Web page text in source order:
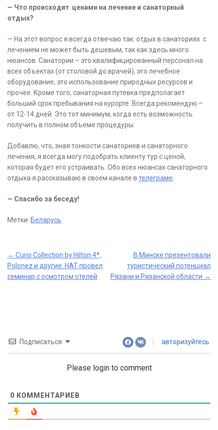
— Что происходит ценами на лечение и санаторный
отдых?
— На этот вопрос я всегда отвечаю так: отдых в санаториях с
лечением не может быть дешевым, так как здесь много
нюансов. Санатории – это квалифицированный персонал на
всех объектах (от столовой до врачей), это лечебное
оборудование, это использование природных ресурсов и
прочее. Кроме того, санаторная путевка предполагает
больший срок пребывания на курорте. Всегда рекомендую –
от 12-14 дней. Это тот минимум, когда есть возможность
получить в полном объеме процедуры.
Добавлю, что, зная тонкости санаториев и санаторного
лечения, я всегда могу подобрать клиенту тур с ценой,
которая будет его устраивать. Обо всех нюансах санаторного
отдыха я рассказываю в своем канале в телеграме
— Спасибо за беседу!
Метки: Беларусь
Post
navigation
← Curio Collection by Hilton 4*,
Polonez и другие: НАТ провел
семинар с осмотром отелей
В Минске презентовали
туристический потенциал
Рязани и Рязанской области →
Подписаться авторизуйтесь
Please login to comment
0 КОММЕНТАРИЕВ